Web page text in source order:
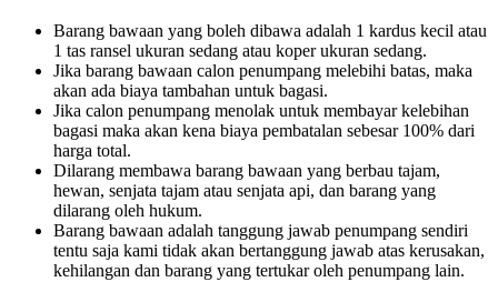
Barang bawaan yang boleh dibawa adalah 1 kardus kecil atau
1 tas ransel ukuran sedang atau koper ukuran sedang.
Jika barang bawaan calon penumpang melebihi batas, maka
akan ada biaya tambahan untuk bagasi.
Jika calon penumpang menolak untuk membayar kelebihan
bagasi maka akan kena biaya pembatalan sebesar 100% dari
harga total.
Dilarang membawa barang bawaan yang berbau tajam,
hewan, senjata tajam atau senjata api, dan barang yang
dilarang oleh hukum.
Barang bawaan adalah tanggung jawab penumpang sendiri
tentu saja kami tidak akan bertanggung jawab atas kerusakan,
kehilangan dan barang yang tertukar oleh penumpang lain.